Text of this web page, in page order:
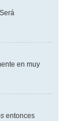
en muy
entonces